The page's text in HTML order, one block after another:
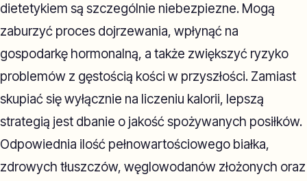
dietetykiem są szczególnie niebezpiezne. Mogą
zaburzyć proces dojrzewania, wpłynąć na
gospodarkę hormonalną, a także zwiększyć ryzyko
problemów z gęstością kości w przyszłości. Zamiast
skupiać się wyłącznie na liczeniu kalorii, lepszą
strategią jest dbanie o jakość spożywanych posiłków.
Odpowiednia ilość pełnowartościowego białka,
zdrowych tłuszczów, węglowodanów złożonych oraz